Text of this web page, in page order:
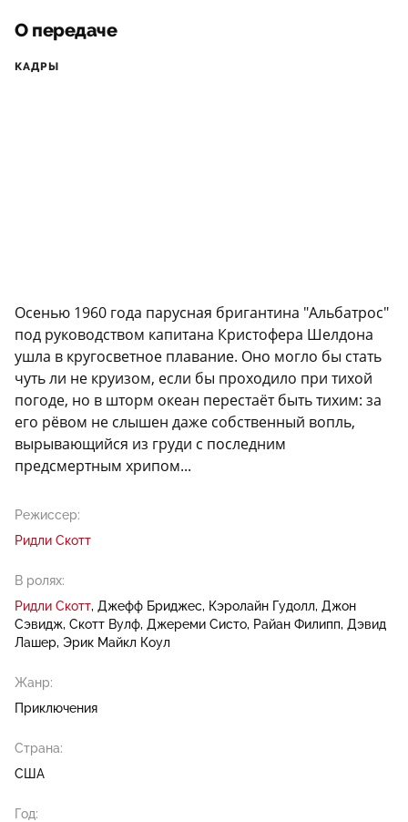
О передаче
КАДРЫ
Осенью 1960 года парусная бригантина "Альбатрос"
под руководством капитана Кристофера Шелдона
ушла в кругосветное плавание. Оно могло бы стать
чуть ли не круизом, если бы проходило при тихой
погоде, но в шторм океан перестаёт быть тихим: за
его рёвом не слышен даже собственный вопль,
вырывающийся из груди с последним
предсмертным хрипом...
Режиссер:
Ридли Скотт
В ролях:
Ридли Скотт Джефф Бриджес Кэролайн Гудолл Джон
Сэвидж Скотт Вулф Джереми Систо Райан Филипп Дэвид
Лашер Эрик Майкл Коул
Жанр:
Приключения
Страна:
США
Год: